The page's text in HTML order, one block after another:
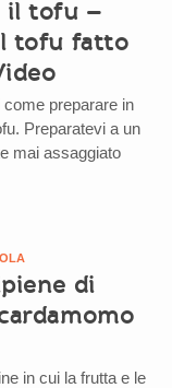
il tofu –
tofu fatto
preparare in
Preparatevi a un
mai assaggiato
di
in cui la frutta e le